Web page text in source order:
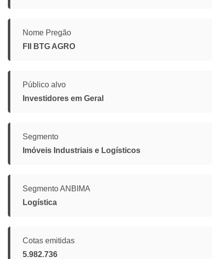
Nome Pregão
FII BTG AGRO
Público alvo
Investidores em Geral
Segmento
Imóveis Industriais e Logísticos
Segmento ANBIMA
Logística
Cotas emitidas
5.982.736